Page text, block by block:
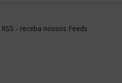
RSS - receba nossos Feeds